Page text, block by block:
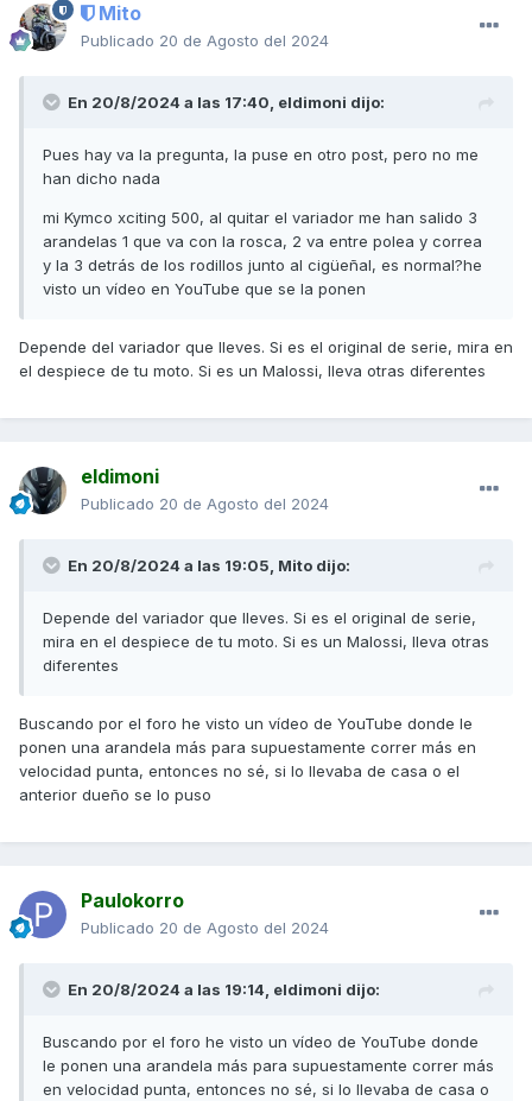
Mito
Publicado 20 de Agosto del 2024
En 20/8/2024 a las 17:40, eldimoni dijo:
Pues hay va la pregunta, la puse en otro post, pero no me
han dicho nada
mi Kymco xciting 500, al quitar el variador me han salido 3
arandelas 1 que va con la rosca, 2 va entre polea y correa
y la 3 detrás de los rodillos junto al cigüeñal, es normal?he
visto un vídeo en YouTube que se la ponen
Depende del variador que lleves. Si es el original de serie, mira en
el despiece de tu moto. Si es un Malossi, lleva otras diferentes
eldimoni
Publicado 20 de Agosto del 2024
En 20/8/2024 a las 19:05, Mito dijo:
Depende del variador que lleves. Si es el original de serie,
mira en el despiece de tu moto. Si es un Malossi, lleva otras
diferentes
Buscando por el foro he visto un vídeo de YouTube donde le
ponen una arandela más para supuestamente correr más en
velocidad punta, entonces no sé, si lo llevaba de casa o el
anterior dueño se lo puso
Paulokorro
Publicado 20 de Agosto del 2024
En 20/8/2024 a las 19:14, eldimoni dijo:
Buscando por el foro he visto un vídeo de YouTube donde
le ponen una arandela más para supuestamente correr más
en velocidad punta, entonces no sé, si lo llevaba de casa o